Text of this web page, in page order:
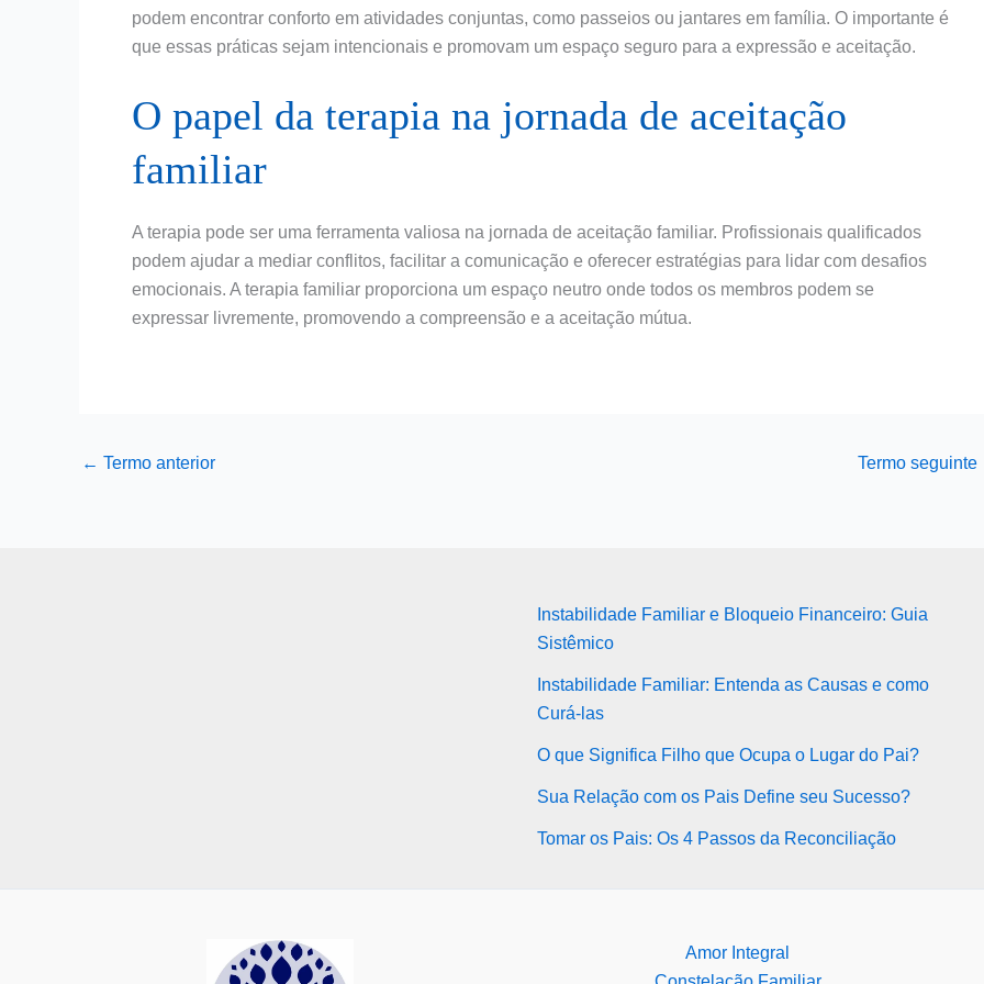
podem encontrar conforto em atividades conjuntas, como passeios ou jantares em família. O importante é
que essas práticas sejam intencionais e promovam um espaço seguro para a expressão e aceitação.
O papel da terapia na jornada de aceitação
familiar
A terapia pode ser uma ferramenta valiosa na jornada de aceitação familiar. Profissionais qualificados
podem ajudar a mediar conflitos, facilitar a comunicação e oferecer estratégias para lidar com desafios
emocionais. A terapia familiar proporciona um espaço neutro onde todos os membros podem se
expressar livremente, promovendo a compreensão e a aceitação mútua.
← Termo anterior Termo seguinte
Instabilidade Familiar e Bloqueio Financeiro: Guia
Sistêmico
Instabilidade Familiar: Entenda as Causas e como
Curá-las
O que Significa Filho que Ocupa o Lugar do Pai?
Sua Relação com os Pais Define seu Sucesso?
Tomar os Pais: Os 4 Passos da Reconciliação
Amor Integral